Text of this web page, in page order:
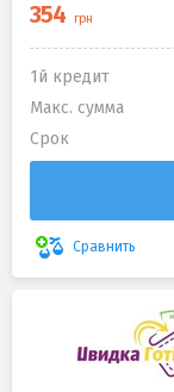
1й кредит
Макс. сумма
Срок
Сравнить